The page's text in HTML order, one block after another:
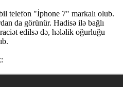
telefon "İphone 7" markalı olub.
da görünür. Hadisə ilə bağlı
edilsə də, hələlik oğurluğu